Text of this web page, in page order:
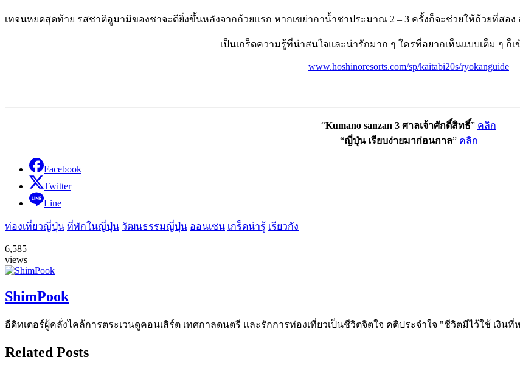
เทจนหยดสุดท้าย รสชาติอูมามิของชาจะดียิ่งขึ้นหลังจากถ้วยแรก หากเขย่ากาน้ำชาประมาณ 2 – 3 ครั้งก็จะช่วยให้ถ้วยที่สอ
เป็นเกร็ดความรู้ที่น่าสนใจและน่ารักมาก ๆ ใครที่อยากเห็นแบบเต็ม ๆ ก็
www.hoshinoresorts.com/sp/kaitabi20s/ryokanguide
“Kumano sanzan 3 ศาลเจ้าศักดิ์สิทธิ์” คลิก
“ญี่ปุ่น เรียบง่ายมาก่อนกาล” คลิก
Facebook
Twitter
Line
ท่องเที่ยวญี่ปุ่น ที่พักในญี่ปุ่น วัฒนธรรมญี่ปุ่น ออนเซน เกร็ดน่ารู้ เรียวกัง
6,585
views
ShimPook
อีดิทเตอร์ผู้คลั่งไคล้การตระเวนดูคอนเสิร์ต เทศกาลดนตรี และรักการท่องเที่ยวเป็นชีวิตจิตใจ คติประจำใจ "ชีวิตมีไว้ใช้ เงินที่
Related Posts